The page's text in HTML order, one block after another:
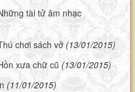
tài tử âm nhạc
chơi sách vở (13/01/2015)
xưa chữ cũ (13/01/2015)
(11/01/2015)